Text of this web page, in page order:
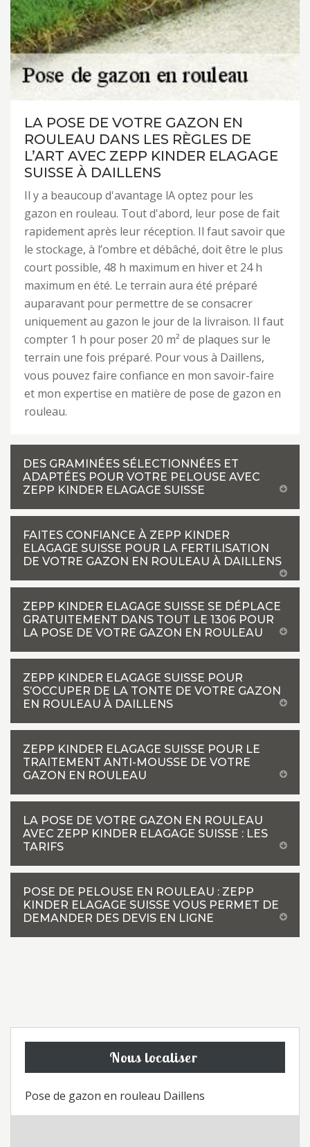
LA POSE DE VOTRE GAZON EN
ROULEAU DANS LES RÈGLES DE
L’ART AVEC ZEPP KINDER ELAGAGE
SUISSE À DAILLENS
Il y a beaucoup d'avantage lA optez pour les
gazon en rouleau. Tout d'abord, leur pose de fait
rapidement après leur réception. Il faut savoir que
le stockage, à l’ombre et débâché, doit être le plus
court possible, 48 h maximum en hiver et 24 h
maximum en été. Le terrain aura été préparé
auparavant pour permettre de se consacrer
uniquement au gazon le jour de la livraison. Il faut
compter 1 h pour poser 20 m² de plaques sur le
terrain une fois préparé. Pour vous à Daillens,
vous pouvez faire confiance en mon savoir-faire
et mon expertise en matière de pose de gazon en
rouleau.
DES GRAMINÉES SÉLECTIONNÉES ET
ADAPTÉES POUR VOTRE PELOUSE AVEC
ZEPP KINDER ELAGAGE SUISSE
FAITES CONFIANCE À ZEPP KINDER
ELAGAGE SUISSE POUR LA FERTILISATION
DE VOTRE GAZON EN ROULEAU À DAILLENS
ZEPP KINDER ELAGAGE SUISSE SE DÉPLACE
GRATUITEMENT DANS TOUT LE 1306 POUR
LA POSE DE VOTRE GAZON EN ROULEAU
ZEPP KINDER ELAGAGE SUISSE POUR
S’OCCUPER DE LA TONTE DE VOTRE GAZON
EN ROULEAU À DAILLENS
ZEPP KINDER ELAGAGE SUISSE POUR LE
TRAITEMENT ANTI-MOUSSE DE VOTRE
GAZON EN ROULEAU
LA POSE DE VOTRE GAZON EN ROULEAU
AVEC ZEPP KINDER ELAGAGE SUISSE : LES
TARIFS
POSE DE PELOUSE EN ROULEAU : ZEPP
KINDER ELAGAGE SUISSE VOUS PERMET DE
DEMANDER DES DEVIS EN LIGNE
Nous localiser
Pose de gazon en rouleau Daillens